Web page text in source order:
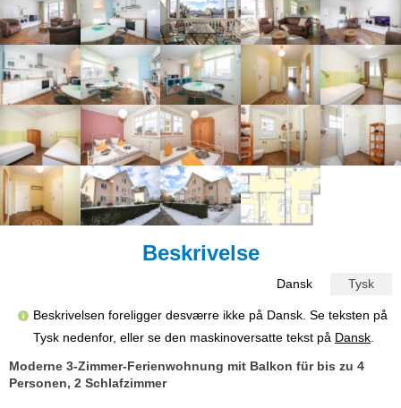
Beskrivelse
Dansk Tysk
Beskrivelsen foreligger desværre ikke på Dansk. Se teksten på
Tysk nedenfor, eller se den maskinoversatte tekst på Dansk
Moderne 3-Zimmer-Ferienwohnung mit Balkon für bis zu 4
Personen, 2 Schlafzimmer